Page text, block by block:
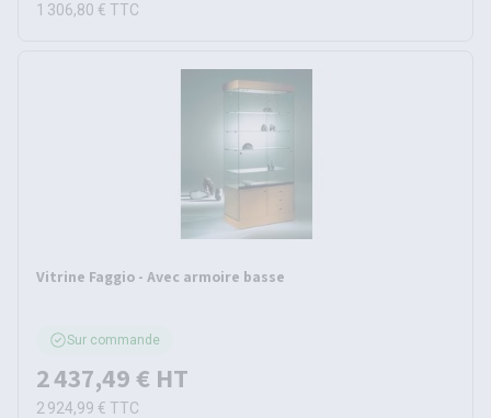
1 306,80 € TTC
Vitrine Faggio - Avec armoire basse
Sur commande
2 437,49 € HT
2 924,99 € TTC